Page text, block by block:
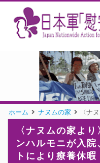
ホーム ナヌムの家 〈ナ
〈ナヌムの家よ
ンハルモニが入
トにより療養休暇